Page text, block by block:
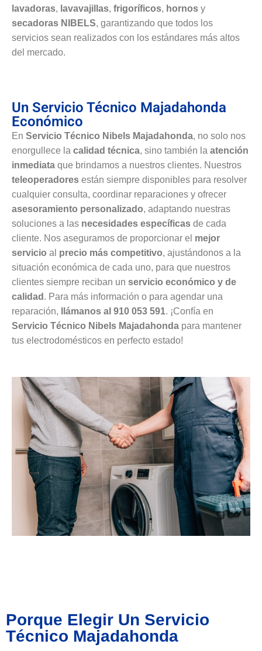
lavadoras, lavavajillas, frigoríficos, hornos y
secadoras NIBELS, garantizando que todos los
servicios sean realizados con los estándares más altos
del mercado.
Un Servicio Técnico Majadahonda
Económico
En Servicio Técnico Nibels Majadahonda, no solo nos
enorgullece la calidad técnica, sino también la atención
inmediata que brindamos a nuestros clientes. Nuestros
teleoperadores están siempre disponibles para resolver
cualquier consulta, coordinar reparaciones y ofrecer
asesoramiento personalizado, adaptando nuestras
soluciones a las necesidades específicas de cada
cliente. Nos aseguramos de proporcionar el mejor
servicio al precio más competitivo, ajustándonos a la
situación económica de cada uno, para que nuestros
clientes siempre reciban un servicio económico y de
calidad . Para más información o para agendar una
reparación,
llámanos al 910 053 591. ¡Confía en
Servicio Técnico Nibels Majadahonda para mantener
tus electrodomésticos en perfecto estado!
Porque Elegir Un Servicio
Técnico Majadahonda